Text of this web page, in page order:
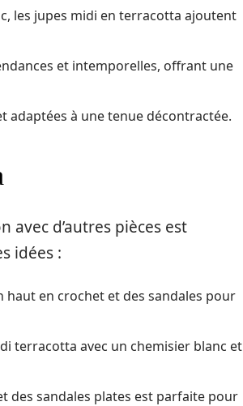
les jupes midi en terracotta ajoutent
et intemporelles, offrant une
adaptées à une tenue décontractée.
avec d’autres pièces est
idées :
haut en crochet et des sandales pour
terracotta avec un chemisier blanc et
des sandales plates est parfaite pour